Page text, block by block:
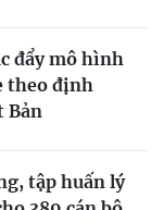
đẩy mô hình
theo định
Bản
tập huấn lý